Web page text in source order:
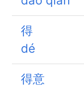
得
dé
得意